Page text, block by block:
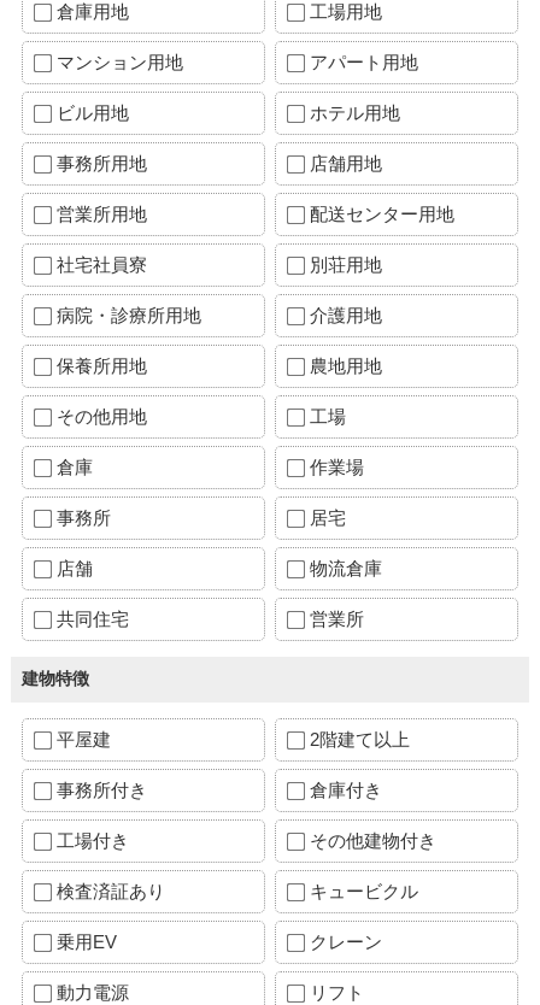
倉庫用地 工場用地
マンション用地 アパート用地
ビル用地 ホテル用地
事務所用地 店舗用地
営業所用地 配送センター用地
社宅社員寮 別荘用地
病院・診療所用地 介護用地
保養所用地 農地用地
その他用地 工場
倉庫 作業場
事務所 居宅
店舗 物流倉庫
共同住宅 営業所
建物特徴
平屋建 2階建て以上
事務所付き 倉庫付き
工場付き その他建物付き
検査済証あり キュービクル
乗用EV クレーン
動力電源 リフト